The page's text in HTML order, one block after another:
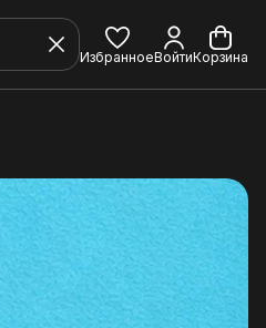
ИзбранноеВойтиКорзина